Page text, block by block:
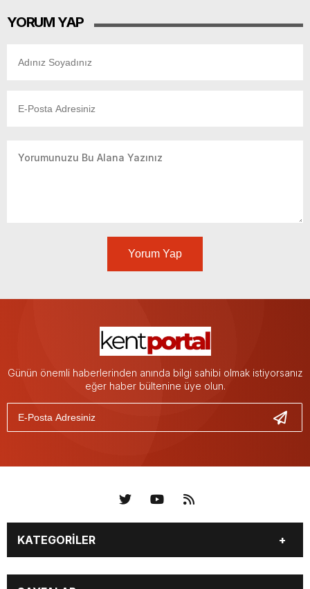
YORUM YAP
Yorum Yap
Günün önemli haberlerinden anında bilgi sahibi olmak istiyorsanız
eğer haber bültenine üye olun.
KATEGORİLER
KÜNYE BİZE ULAŞIN